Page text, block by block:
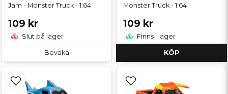
Jam - Monster Truck - 1:64
109 kr
Slut på lager
Bevaka
Monster Truck - 1:64
109 kr
Finns i lager
KÖP